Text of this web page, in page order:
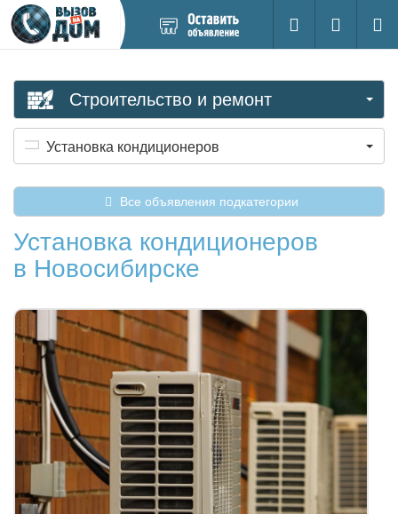
новое
Поиск
Вход на
Строительство и ремонт
Установка кондиционеров
Все объявления подкатегории
Установка кондиционеров
в Новосибирске